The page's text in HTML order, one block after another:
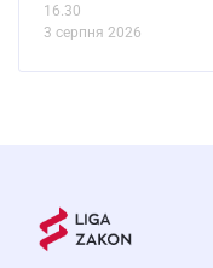
16.30
3 серпня 2026